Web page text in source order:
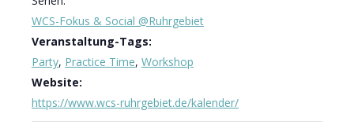
WCS-Fokus & Social @Ruhrgebiet
Veranstaltung-Tags:
Party, Practice Time, Workshop
Website:
https://www.wcs-ruhrgebiet.de/kalender/